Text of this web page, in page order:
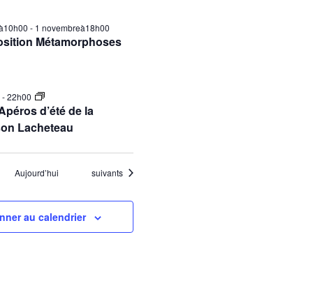
Métamorphoses
- 1 novembreà18h00
d’été de la
Lacheteau
-22h00
Aujourd’hui Évènements
suivants
au calendrier